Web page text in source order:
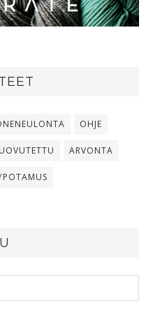
OHJE
ARVONTA